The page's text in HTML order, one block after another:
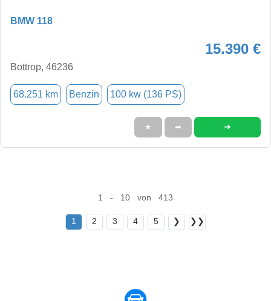
BMW 118
15.390 €
Bottrop, 46236
68.251 km Benzin 100 kw (136 PS)
★ ➦ ➜
1 - 10 von 413
1 2 3 4 5 ❯ ❯❯